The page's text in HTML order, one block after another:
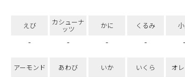
えび
-
カシューナ
ッツ
-
かに
-
くるみ
- -
アーモンド あわび いか いくら オ